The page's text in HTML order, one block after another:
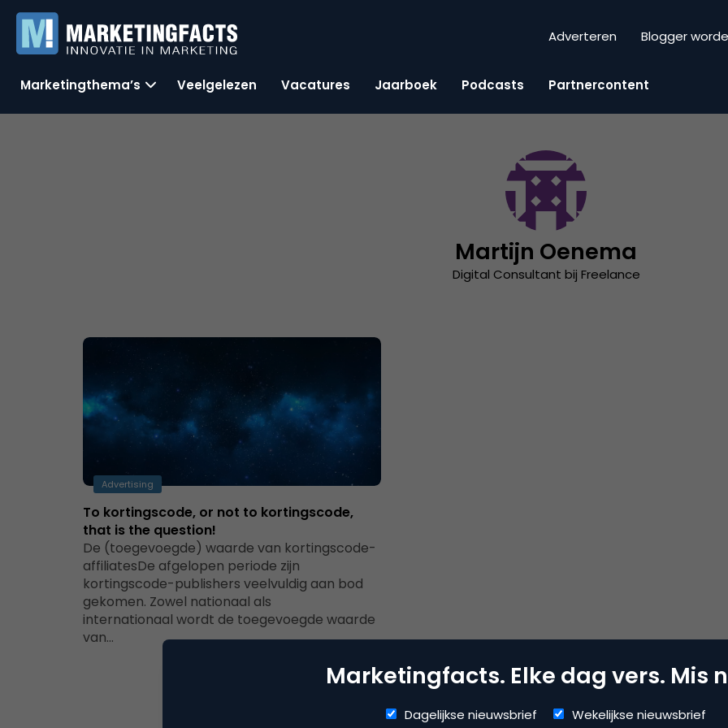
Adverteren Blogger
Marketingthema’s Veelgelezen Vacatures Jaarboek Podcasts Partnercontent
Martijn Oenema
Digital Consultant bij Freelance
Advertising
To kortingscode, or not to kortingscode,
that is the question!
De (toegevoegde) waarde van kortingscode-
affiliatesDe afgelopen periode zijn
kortingscode-publishers veelvuldig aan bod
gekomen. Zowel nationaal als
internationaal wordt de toegevoegde waarde
van…
Marketingfacts. Elke dag vers. Mis
Dagelijkse nieuwsbrief Wekelijkse nieuwsbrief